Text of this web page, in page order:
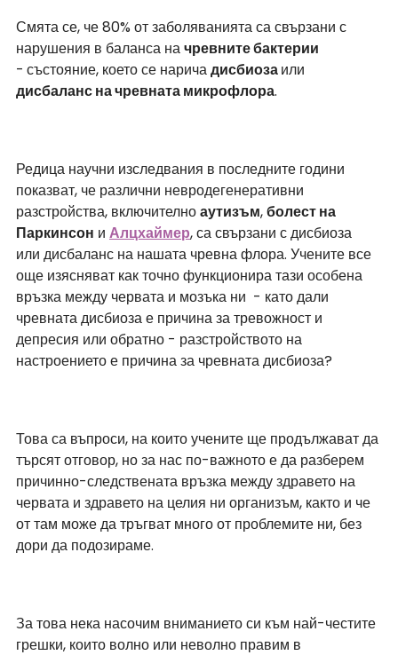
Смята се, че 80% от заболяванията са свързани с
нарушения в баланса на чревните бактерии
- състояние, което се нарича дисбиоза или
дисбаланс на чревната микрофлора.
Редица научни изследвания в последните години
показват, че различни невродегенеративни
разстройства, включително аутизъм, болест на
Паркинсон и Алцхаймер, са свързани с дисбиоза
или дисбаланс на нашата чревна флора. Учените все
още изясняват как точно функционира тази особена
връзка между червата и мозъка ни  - като дали
чревната дисбиоза е причина за тревожност и
депресия или обратно - разстройството на
настроението е причина за чревната дисбиоза?
Това са въпроси, на които учените ще продължават да
търсят отговор, но за нас по-важното е да разберем
причинно-следствената връзка между здравето на
червата и здравето на целия ни организъм, както и че
от там може да тръгват много от проблемите ни, без
дори да подозираме.
За това нека насочим вниманието си към най-честите
грешки, които волно или неволно правим в